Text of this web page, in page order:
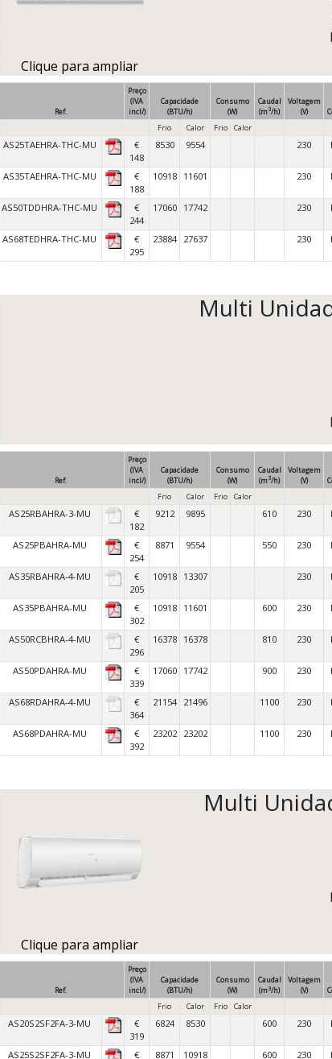
Clique para ampliar
Ref.
Preço
(IVA
incl/)
Capacidade
(BTU/h)
Consumo
(W)
Caudal
(m3/h)
Voltagem
(V)
Frio
Calor Frio Calor
AS25TAEHRA-THC-MU
€
148
8530 9554 230
AS35TAEHRA-THC-MU
€
188
10918 11601 230
AS50TDDHRA-THC-MU
€
244
17060 17742 230
AS68TEDHRA-THC-MU
€
295
23884 27637 230
Multi
Ref.
Preço
(IVA
incl/)
Capacidade
(BTU/h)
Consumo
(W)
Caudal
(m3/h)
Voltagem
(V)
Frio
Calor Frio Calor
AS25RBAHRA-3-MU
€
182
9212 9895 610 230
AS25PBAHRA-MU
€
254
8871 9554 550 230
AS35RBAHRA-4-MU
€
205
10918 13307 230
AS35PBAHRA-MU
€
302
10918 11601 600 230
AS50RCBHRA-4-MU
€
296
16378 16378 810 230
AS50PDAHRA-MU
€
339
17060 17742 900 230
AS68RDAHRA-4-MU
€
364
21154 21496 1100 230
AS68PDAHRA-MU
€
392
23202 23202 1100 230
Clique para ampliar
Multi
Ref.
Preço
(IVA
incl/)
Capacidade
(BTU/h)
Consumo
(W)
Caudal
(m3/h)
Voltagem
(V)
Frio
Calor Frio Calor
AS20S2SF2FA-3-MU
€
319
6824 8530 600 230
AS25S2SF2FA-3-MU
€
8871 10918 600 230